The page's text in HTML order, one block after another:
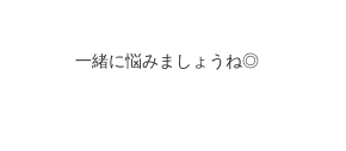
一緒に悩みましょうね◎